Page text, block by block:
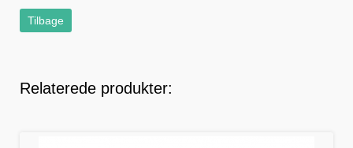
Tilbage
Relaterede produkter: